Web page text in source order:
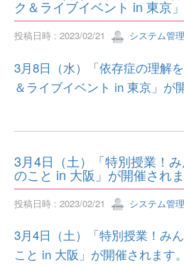
ク＆ライブイベント in 東京
投稿日時 : 2023/02/21 システム管
3月8日（水）「依存症の理解
＆ライブイベント in 東京」が
3月4日（土）「特別授業！
のこと in 大阪」が開催されま
投稿日時 : 2023/02/21 システム管
3月4日（土）「特別授業！み
こと in 大阪」が開催されます。